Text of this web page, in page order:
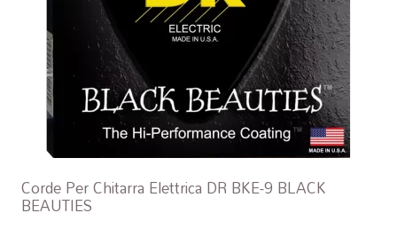
Corde Per Chitarra Elettrica DR BKE-9 BLACK
BEAUTIES